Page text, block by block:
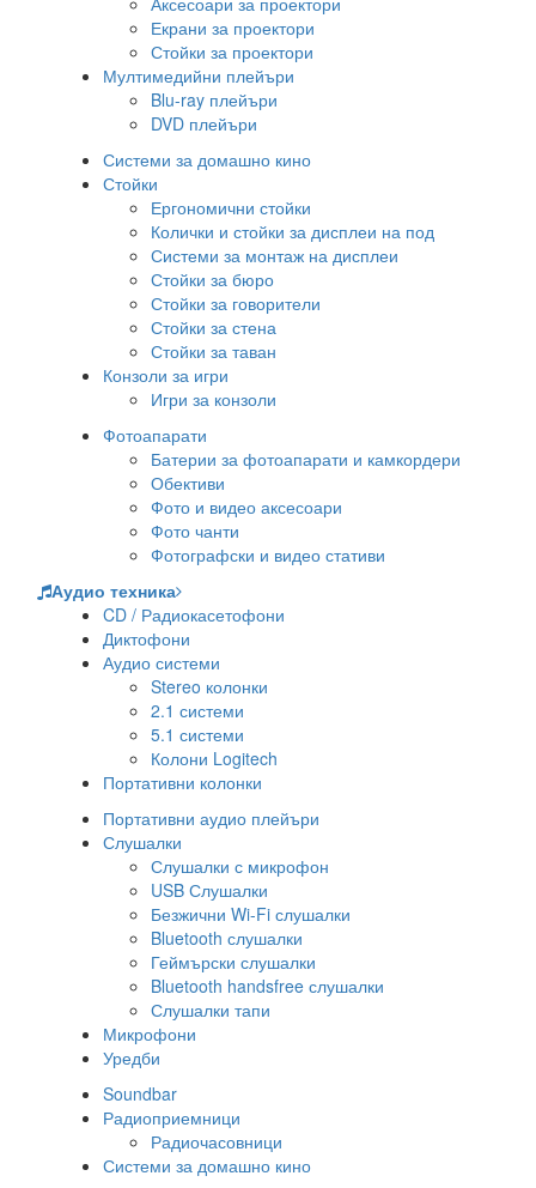
Екрани за проектори
Стойки за проектори
Мултимедийни плейъри
Blu-ray плейъри
DVD плейъри
Системи за домашно кино
Стойки
Ергономични стойки
Колички и стойки за дисплеи на под
Системи за монтаж на дисплеи
Стойки за бюро
Стойки за говорители
Стойки за стена
Стойки за таван
Конзоли за игри
Игри за конзоли
Фотоапарати
Батерии за фотоапарати и камкордери
Обективи
Фото и видео аксесоари
Фото чанти
Фотографски и видео стативи
Аудио техника
CD / Радиокасетофони
Диктофони
Аудио системи
Stereo колонки
2.1 системи
5.1 системи
Колони Logitech
Портативни колонки
Портативни аудио плейъри
Слушалки
Слушалки с микрофон
USB Слушалки
Безжични Wi-Fi слушалки
Bluetooth слушалки
Геймърски слушалки
Bluetooth handsfree слушалки
Слушалки тапи
Микрофони
Уредби
Soundbar
Радиоприемници
Радиочасовници
Системи за домашно кино